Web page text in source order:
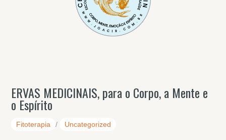
ERVAS MEDICINAIS, para o Corpo, a Mente e
o Espírito
Fitoterapia / Uncategorized